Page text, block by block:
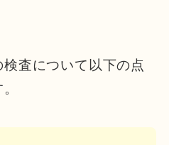
査について以下の点